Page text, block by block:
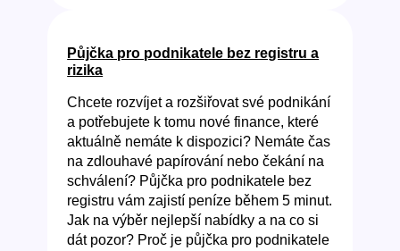
Půjčka pro podnikatele bez registru a
rizika
Chcete rozvíjet a rozšiřovat své podnikání
a potřebujete k tomu nové finance, které
aktuálně nemáte k dispozici? Nemáte čas
na zdlouhavé papírování nebo čekání na
schválení? Půjčka pro podnikatele bez
registru vám zajistí peníze během 5 minut.
Jak na výběr nejlepší nabídky a na co si
dát pozor? Proč je půjčka pro podnikatele